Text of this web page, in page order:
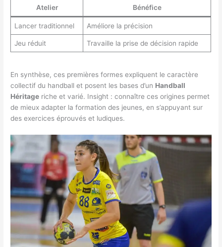
Atelier Bénéfice
Lancer traditionnel Améliore la précision
Jeu réduit Travaille la prise de décision rapide
En synthèse, ces premières formes expliquent le caractère
collectif du handball et posent les bases d’un Handball
Héritage riche et varié. Insight : connaître ces origines permet
de mieux adapter la formation des jeunes, en s’appuyant sur
des exercices éprouvés et ludiques.